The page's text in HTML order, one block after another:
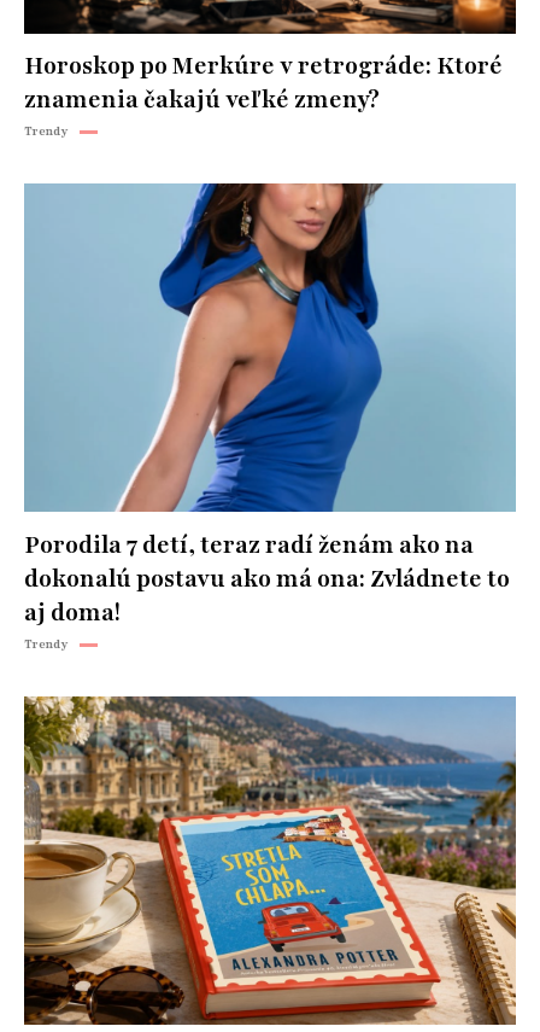
Horoskop po Merkúre v retrográde: Ktoré
znamenia čakajú veľké zmeny?
Trendy
Porodila 7 detí, teraz radí ženám ako na
dokonalú postavu ako má ona: Zvládnete to
aj doma!
Trendy